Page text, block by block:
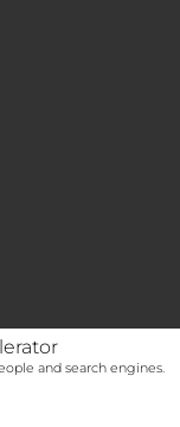
and search engines.